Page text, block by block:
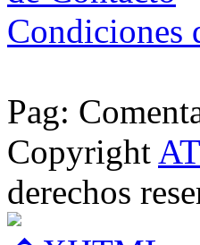
Condiciones
Pag:
Copyright
derechos